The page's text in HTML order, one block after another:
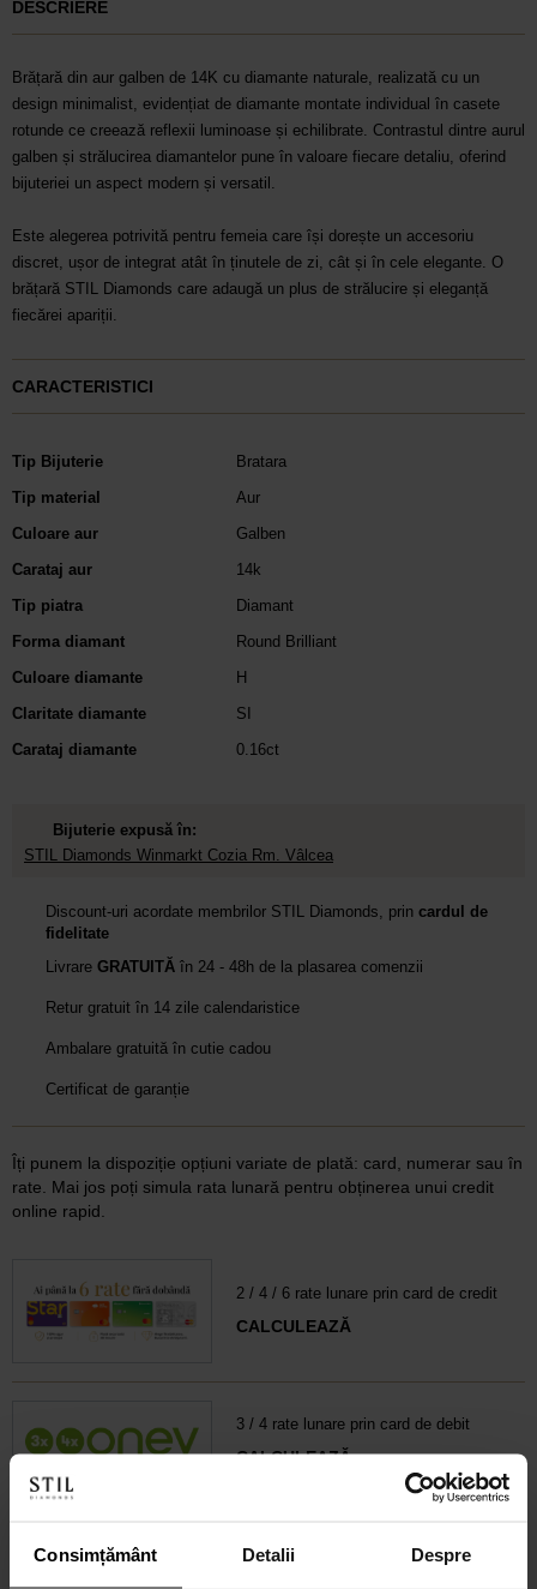
Consimțământ Detalii Despre
DESCRIERE
Brățară din aur galben de 14K cu diamante naturale, realizată cu un
design minimalist, evidențiat de diamante montate individual în casete
rotunde ce creează reflexii luminoase și echilibrate. Contrastul dintre aurul
galben și strălucirea diamantelor pune în valoare fiecare detaliu, oferind
bijuteriei un aspect modern și versatil.
Este alegerea potrivită pentru femeia care își dorește un accesoriu
discret, ușor de integrat atât în ținutele de zi, cât și în cele elegante. O
brățară STIL Diamonds care adaugă un plus de strălucire și eleganță
fiecărei apariții.
CARACTERISTICI
Tip Bijuterie
Bratara
Tip material
Aur
Culoare aur
Galben
Carataj aur
14k
Tip piatra
Diamant
Forma diamant
Round Brilliant
Culoare diamante
H
Claritate diamante
SI
Carataj diamante
0.16ct
Bijuterie expusă în:
STIL Diamonds Winmarkt Cozia Rm. Vâlcea
Discount-uri acordate membrilor STIL Diamonds, prin cardul de
fidelitate
Livrare GRATUITĂ în 24 - 48h de la plasarea comenzii
Retur gratuit în 14 zile calendaristice
Ambalare gratuită în cutie cadou
Certificat de garanție
Îți punem la dispoziție opțiuni variate de plată: card, numerar sau în
rate. Mai jos poți simula rata lunară pentru obținerea unui credit
online rapid.
2 / 4 / 6 rate lunare prin card de credit
CALCULEAZĂ
3 / 4 rate lunare prin card de debit
CALCULEAZĂ